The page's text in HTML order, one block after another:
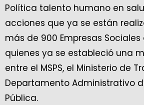
Política talento humano en
acciones que ya se están
más de 900 Empresas Sociales
quienes ya se estableció una
entre el MSPS, el Ministerio de
Departamento Administrativo
Pública.